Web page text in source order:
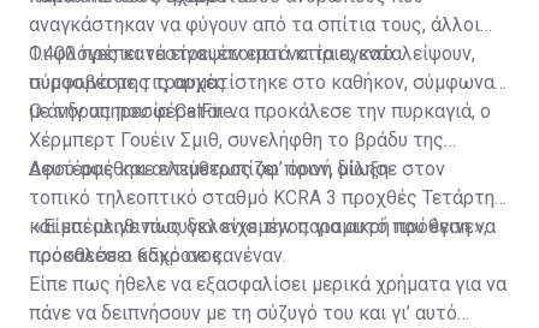
αναγκάστηκαν να φύγουν από τα σπίτια τους, άλλοι
1.400 πρέπει να είναι έτοιμοι να τα εγκαταλείψουν,
σύμφωνα με τις αρχές.
Οι φλόγες κατέστρεψαν επτά κτίρια, ενώ
πυροσβέστης τραυματίστηκε στο καθήκον, σύμφωνα
με την υπηρεσία CalFire.
Ο άνδρας που φέρεται να προκάλεσε την πυρκαγιά, ο
Χέρμπερτ Γουέιν Σμιθ, συνελήφθη το βράδυ της
Δευτέρας και αντιμετωπίζει ποινή δίωξη.
Αφού αφέθηκε ελεύθερος υφ’ όρον, μίλησε στον
τοπικό τηλεοπτικό σταθμό KCRA 3 προχθές Τετάρτη
και επέμεινε πως δεν είχε την παραμικρή πρόθεση να
προκαλέσει κακό σε κανέναν.
«Είμαι αληθινά συγκλονισμένος για αυτό που έγινε»,
πρόσθεσε ο 65χρονος.
Είπε πως ήθελε να εξασφαλίσει μερικά χρήματα για να
πάνε να δειπνήσουν με τη σύζυγό του και γι’ αυτό